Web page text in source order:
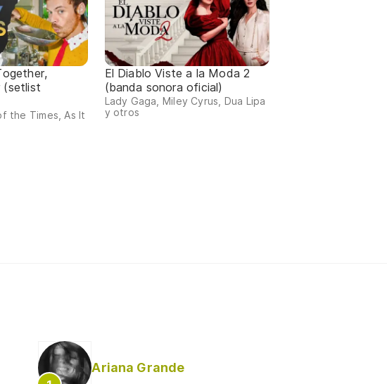
(setlist
the Times, As It
El Diablo Viste a la Moda 2
(banda sonora oficial)
Lady Gaga, Miley Cyrus, Dua Lipa
y otros
Ariana Grande